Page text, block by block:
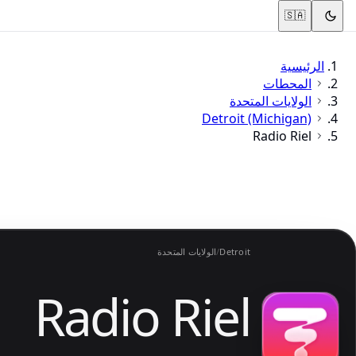
🇸🇦
الرئيسية
المحطات
الولايات المتحدة
Detroit (Michigan)
Radio Riel
Detroit
/الولايات المتحدة
Radio Riel